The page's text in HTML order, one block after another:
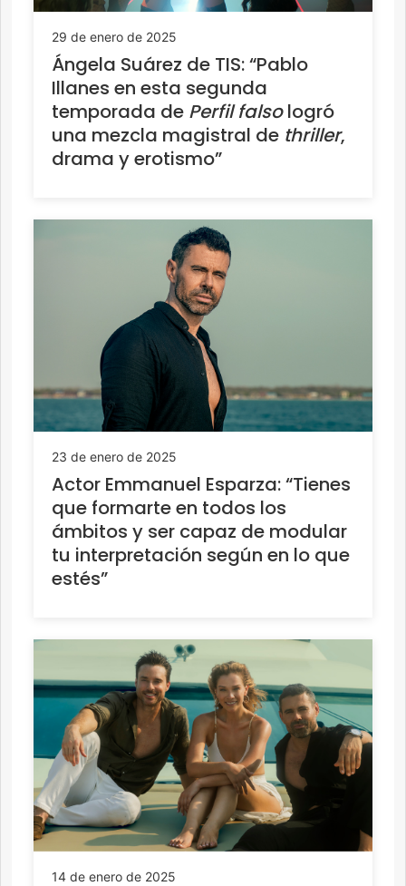
29 de enero de 2025
Ángela Suárez de TIS: “Pablo
Illanes en esta segunda
temporada de Perfil falsologró
una mezcla magistral de thriller,
drama y erotismo”
23 de enero de 2025
Actor Emmanuel Esparza: “Tienes
que formarte en todos los
ámbitos y ser capaz de modular
tu interpretación según en lo que
estés”
14 de enero de 2025